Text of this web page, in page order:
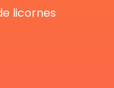
licornes